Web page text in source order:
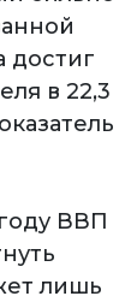
достиг
в 22,3
ВВП
лишь